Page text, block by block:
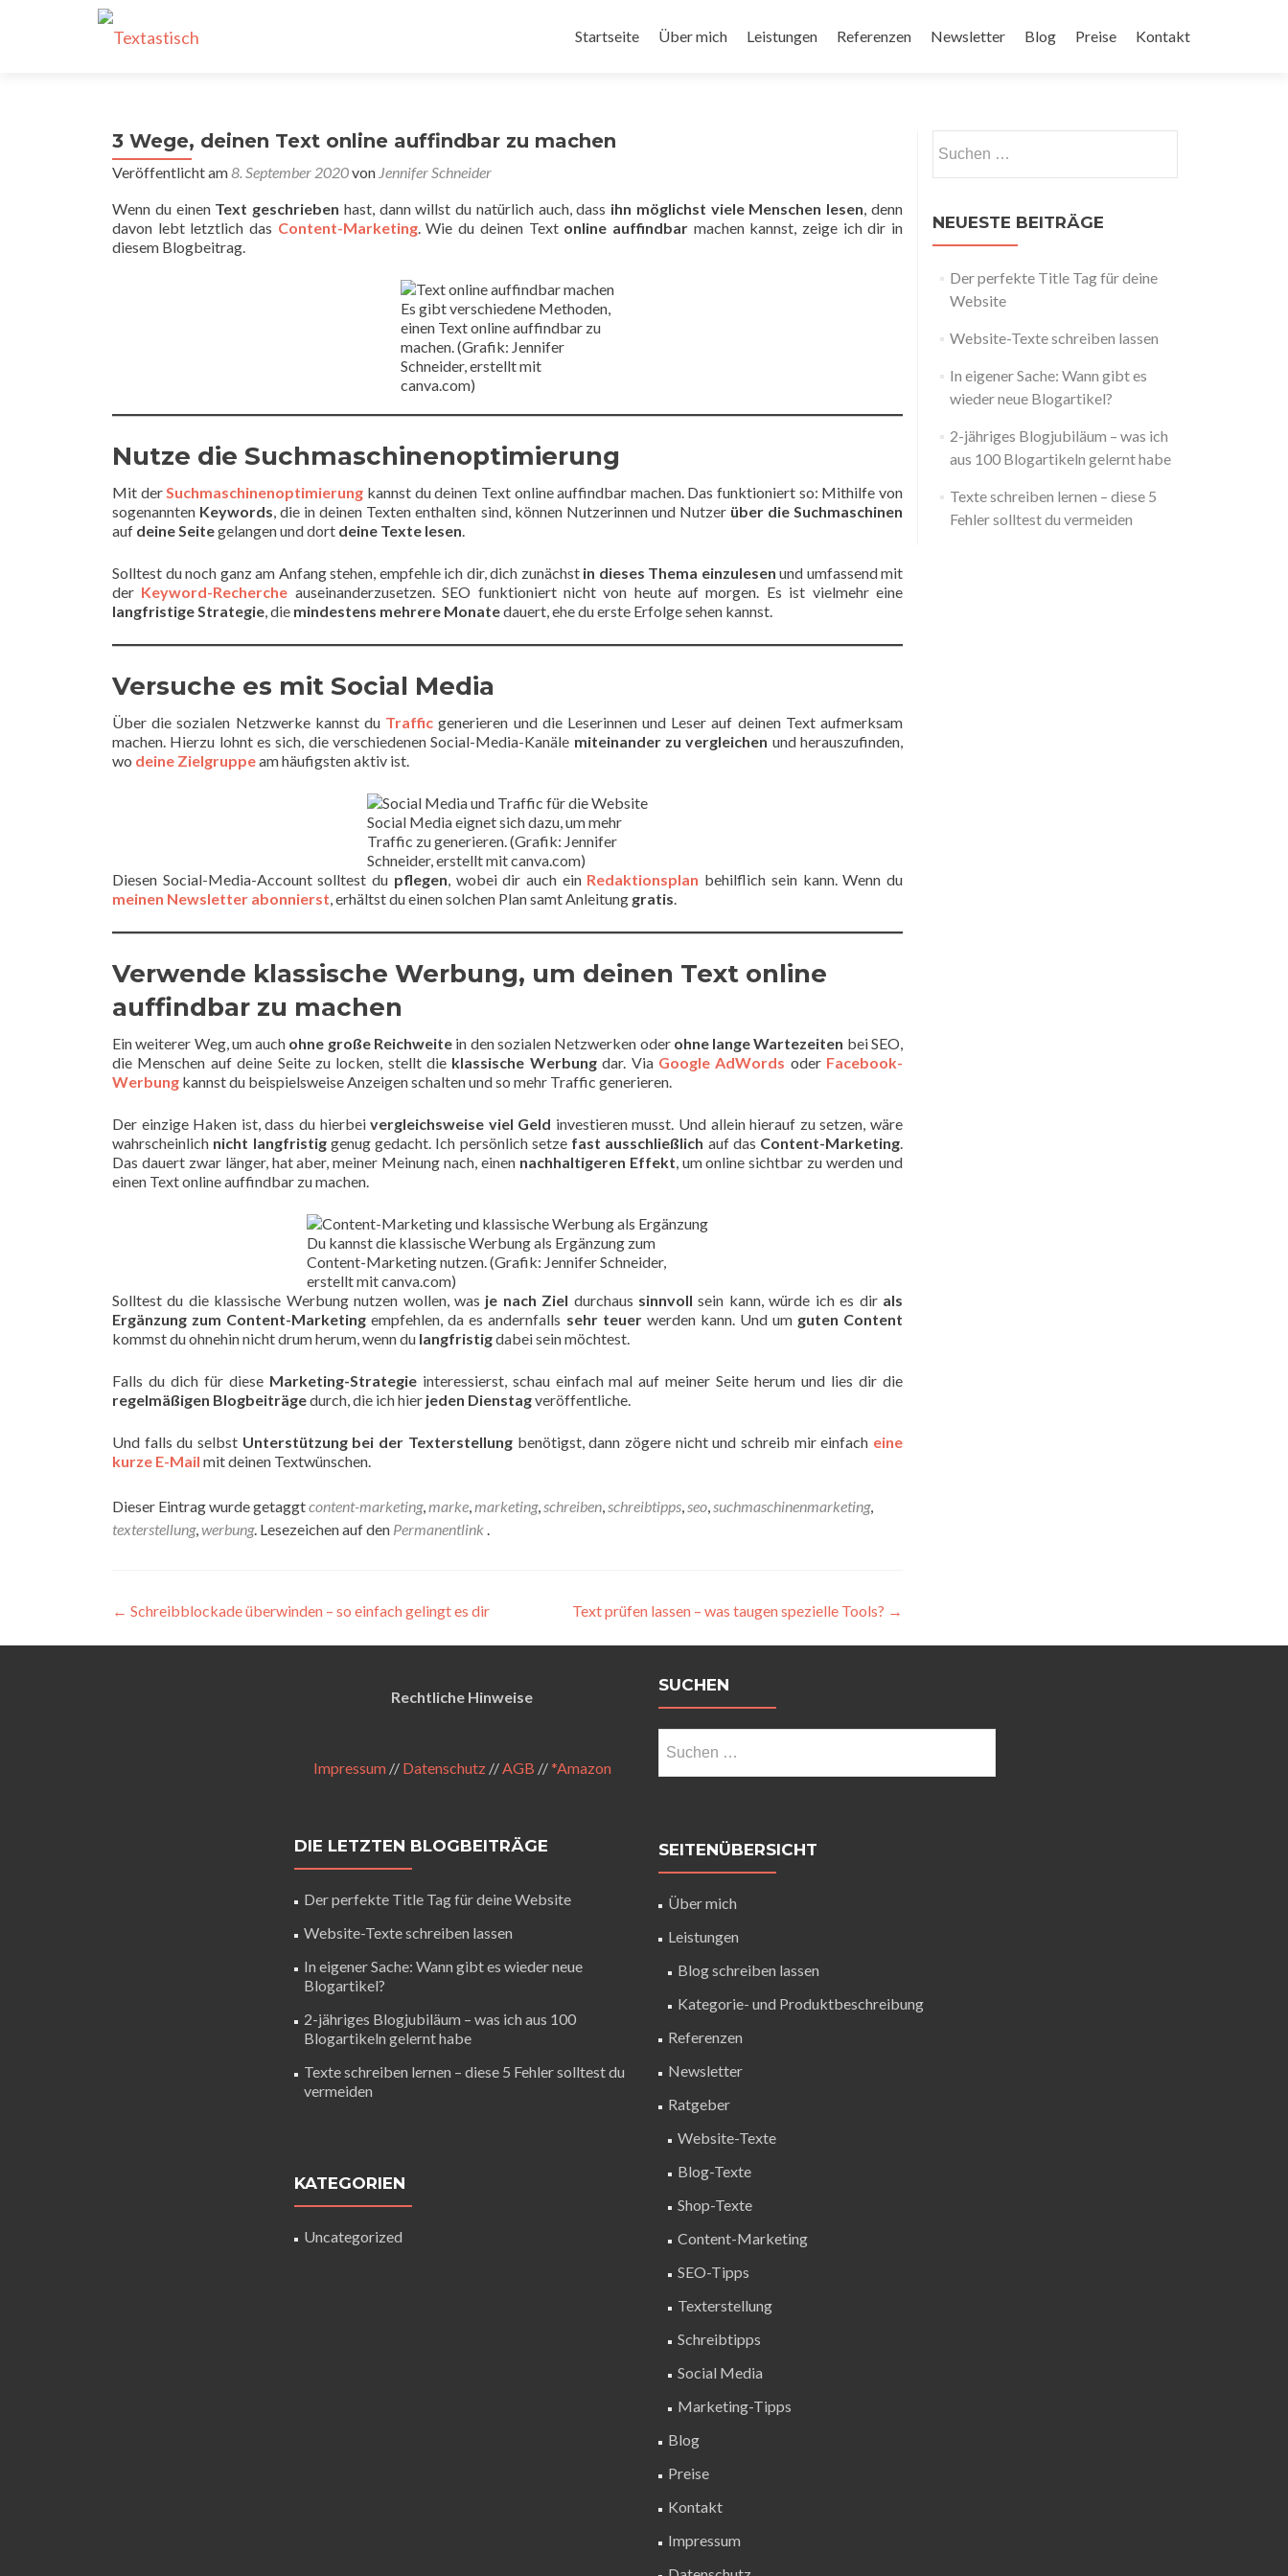
Startseite Über mich Leistungen Referenzen Newsletter Blog Preise Kontakt
3 Wege, deinen Text online auffindbar zu machen
Veröffentlicht am8. September 2020von Jennifer Schneider
Wenn du einen Text geschrieben hast, dann willst du natürlich auch, dass ihn möglichst viele Menschen lesen, denn
davon lebt letztlich das Content-Marketing. Wie du deinen Text online auffindbarmachen kannst, zeige ich dir in
diesem Blogbeitrag.
Es gibt verschiedene Methoden,
einen Text online auffindbar zu
machen. (Grafik: Jennifer
Schneider, erstellt mit
canva.com)
Nutze die Suchmaschinenoptimierung
Mit derSuchmaschinenoptimierung kannst du deinen Text online auffindbar machen. Das funktioniert so: Mithilfe von
sogenannten Keywords, die in deinen Texten enthalten sind, können Nutzerinnen und Nutzer über die Suchmaschinen
auf deine Seitegelangen und dort deine Texte lesen.
Solltest du noch ganz am Anfang stehen, empfehle ich dir, dich zunächst in dieses Thema einzulesen und umfassend mit
der Keyword-Recherche auseinanderzusetzen. SEO funktioniert nicht von heute auf morgen. Es ist vielmehr eine
langfristige Strategie, die mindestens mehrere Monatedauert, ehe du erste Erfolge sehen kannst.
Versuche es mit Social Media
Über die sozialen Netzwerke kannst du Traffic generieren und die Leserinnen und Leser auf deinen Text aufmerksam
machen. Hierzu lohnt es sich, die verschiedenen Social-Media-Kanäle miteinander zu vergleichen und herauszufinden,
wo deine Zielgruppeam häufigsten aktiv ist.
Social Media eignet sich dazu, um mehr
Traffic zu generieren. (Grafik: Jennifer
Schneider, erstellt mit canva.com)
Diesen Social-Media-Account solltest du pflegen, wobei dir auch ein Redaktionsplan behilflich sein kann. Wenn du
meinen Newsletter abonnierst, erhältst du einen solchen Plan samt Anleitung gratis.
Verwende klassische Werbung, um deinen Text online
auffindbar zu machen
Ein weiterer Weg, um auch ohne große Reichweite in den sozialen Netzwerken oder ohne lange Wartezeiten bei SEO,
die Menschen auf deine Seite zu locken, stellt die klassische Werbungdar. Via Google AdWords oder Facebook-
Werbung kannst du beispielsweise Anzeigen schalten und so mehr Traffic generieren.
Der einzige Haken ist, dass du hierbeivergleichsweise viel Geld investieren musst. Und allein hierauf zu setzen, wäre
wahrscheinlich nicht langfristiggenug gedacht. Ich persönlich setze fast ausschließlich auf das Content-Marketing.
Das dauert zwar länger, hat aber, meiner Meinung nach, einen nachhaltigeren Effekt, um online sichtbar zu werden und
einen Text online auffindbar zu machen.
Du kannst die klassische Werbung als Ergänzung zum
Content-Marketing nutzen. (Grafik: Jennifer Schneider,
erstellt mit canva.com)
Solltest du die klassische Werbung nutzen wollen, was je nach Ziel durchaus sinnvoll sein kann, würde ich es dir als
Ergänzung zum Content-Marketing empfehlen, da es andernfalls sehr teuerwerden kann. Und um guten Content
kommst du ohnehin nicht drum herum, wenn du langfristigdabei sein möchtest.
Falls du dich für diese Marketing-Strategieinteressierst, schau einfach mal auf meiner Seite herum und lies dir die
regelmäßigen Blogbeiträgedurch, die ich hier jeden Dienstagveröffentliche.
Und falls du selbst Unterstützung bei der Texterstellungbenötigst, dann zögere nicht und schreib mir einfach eine
kurze E-Mail mit deinen Textwünschen.
Dieser Eintrag wurde getaggtcontent-marketing,marke,marketing,schreiben,schreibtipps,seo,suchmaschinenmarketing,
texterstellung,werbung. Lesezeichen auf den Permanentlink .
← Schreibblockade überwinden – so einfach gelingt es dir Text prüfen lassen – was taugen spezielle Tools? →
NEUESTE BEITRÄGE
Der perfekte Title Tag für deine
Website
Website-Texte schreiben lassen
In eigener Sache: Wann gibt es
wieder neue Blogartikel?
2-jähriges Blogjubiläum – was ich
aus 100 Blogartikeln gelernt habe
Texte schreiben lernen – diese 5
Fehler solltest du vermeiden
Rechtliche Hinweise
Impressum// Datenschutz//AGB //*Amazon
DIE LETZTEN BLOGBEITRÄGE
Der perfekte Title Tag für deine Website
Website-Texte schreiben lassen
In eigener Sache: Wann gibt es wieder neue
Blogartikel?
2-jähriges Blogjubiläum – was ich aus 100
Blogartikeln gelernt habe
Texte schreiben lernen – diese 5 Fehler solltest du
vermeiden
KATEGORIEN
Uncategorized
SUCHEN
SEITENÜBERSICHT
Über mich
Leistungen
Blog schreiben lassen
Kategorie- und Produktbeschreibung
Referenzen
Newsletter
Ratgeber
Website-Texte
Blog-Texte
Shop-Texte
Content-Marketing
SEO-Tipps
Texterstellung
Schreibtipps
Social Media
Marketing-Tipps
Blog
Preise
Kontakt
Impressum